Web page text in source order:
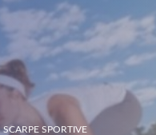
SCARPE SPORTIVE